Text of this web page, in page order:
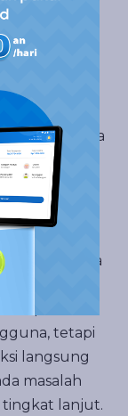
sistem
perangkat
yang
diinstal pada
Windows,
pengguna
(GUI) atau
operasi
tetapi
langsung
masalah
tingkat lanjut.